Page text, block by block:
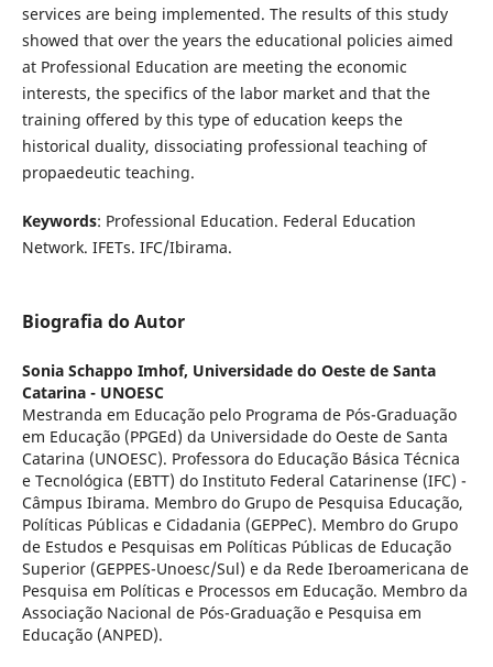
services are being implemented. The results of this study
showed that over the years the educational policies aimed
at Professional Education are meeting the economic
interests, the specifics of the labor market and that the
training offered by this type of education keeps the
historical duality, dissociating professional teaching of
propaedeutic teaching.
Keywords: Professional Education. Federal Education
Network. IFETs. IFC/Ibirama.
Biografia do Autor
Sonia Schappo Imhof, Universidade do Oeste de Santa
Catarina - UNOESC
Mestranda em Educação pelo Programa de Pós-Graduação
em Educação (PPGEd) da Universidade do Oeste de Santa
Catarina (UNOESC). Professora do Educação Básica Técnica
e Tecnológica (EBTT) do Instituto Federal Catarinense (IFC) -
Câmpus Ibirama. Membro do Grupo de Pesquisa Educação,
Políticas Públicas e Cidadania (GEPPeC). Membro do Grupo
de Estudos e Pesquisas em Políticas Públicas de Educação
Superior (GEPPES-Unoesc/Sul) e da Rede Iberoamericana de
Pesquisa em Políticas e Processos em Educação. Membro da
Associação Nacional de Pós-Graduação e Pesquisa em
Educação (ANPED).